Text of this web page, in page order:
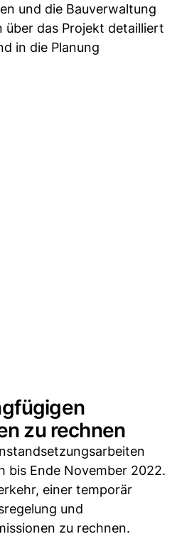
und die Bauverwaltung
über das Projekt detailliert
in die Planung
zu rechnen
bis Ende November 2022.
einer temporär
und
zu rechnen.